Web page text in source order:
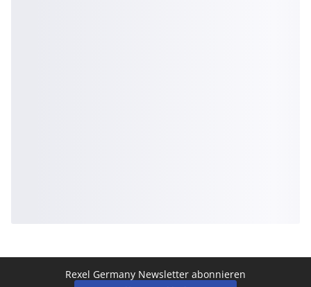
Rexel Germany Newsletter abonnieren